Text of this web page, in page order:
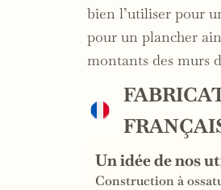
bien l’utiliser pour
pour un plancher
montants des murs
Un idée de nos
Construction à